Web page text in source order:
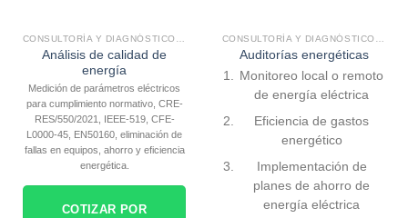
Análisis de calidad de
energía
Medición de parámetros eléctricos
para cumplimiento normativo, CRE-
RES/550/2021, IEEE-519, CFE-
L0000-45, EN50160, eliminación de
fallas en equipos, ahorro y eficiencia
energética.
COTIZAR POR
Auditorías energéticas
Monitoreo local o remoto
de energía eléctrica
Eficiencia de gastos
energético
Implementación de
planes de ahorro de
energía eléctrica